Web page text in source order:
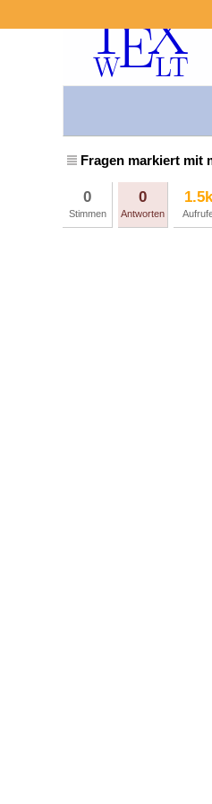
Fragen markiert mit
0
Stimmen
0
Antworten
1.5k